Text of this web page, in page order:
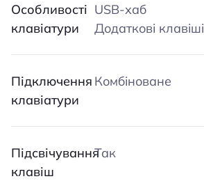
Особливості
клавіатури
USB-хаб
Додаткові клавіші
Підключення
клавіатури
Комбіноване
Підсвічування
клавіш
Так